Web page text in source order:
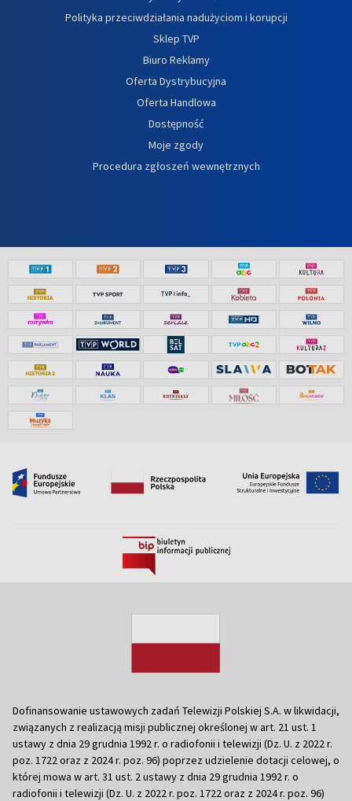
Polityka przeciwdziałania nadużyciom i korupcji
Sklep TVP
Biuro Reklamy
Oferta Dystrybucyjna
Oferta Handlowa
Dostępność
Moje zgody
Procedura zgłoszeń wewnętrznych
Dofinansowanie ustawowych zadań Telewizji Polskiej S.A. w likwidacji,
związanych z realizacją misji publicznej określonej w art. 21 ust. 1
ustawy z dnia 29 grudnia 1992 r. o radiofonii i telewizji (Dz. U. z 2022 r.
poz. 1722 oraz z 2024 r. poz. 96) poprzez udzielenie dotacji celowej, o
której mowa w art. 31 ust. 2 ustawy z dnia 29 grudnia 1992 r. o
radiofonii i telewizji (Dz. U. z 2022 r. poz. 1722 oraz z 2024 r. poz. 96)